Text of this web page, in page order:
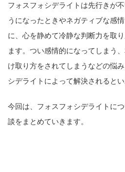
フォスフォシデライトは先行きが
うになったときやネガティブな感
に、心を静めて冷静な判断力を取
ます。つい感情的になってしまう
け取り方をされてしまうなどの悩
シデライトによって解決されるとい
今回は、フォスフォシデライトに
談をまとめていきます。